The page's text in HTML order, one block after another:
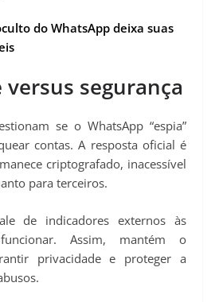
do WhatsApp deixa suas
versus segurança
se o WhatsApp “espia”
contas. A resposta oficial é
criptografado, inacessível
para terceiros.
de indicadores externos às
Assim, mantém o
privacidade e proteger a